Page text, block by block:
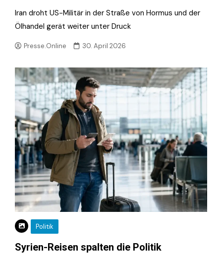
Iran droht US-Militär in der Straße von Hormus und der
Ölhandel gerät weiter unter Druck
Presse.Online 30. April 2026
Politik
Syrien-Reisen spalten die Politik